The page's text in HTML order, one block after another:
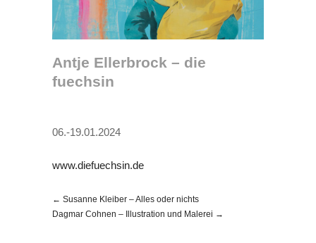
Antje Ellerbrock – die
fuechsin
06.-19.01.2024
www.diefuechsin.de
← Susanne Kleiber – Alles oder nichts
Dagmar Cohnen – Illustration und Malerei →